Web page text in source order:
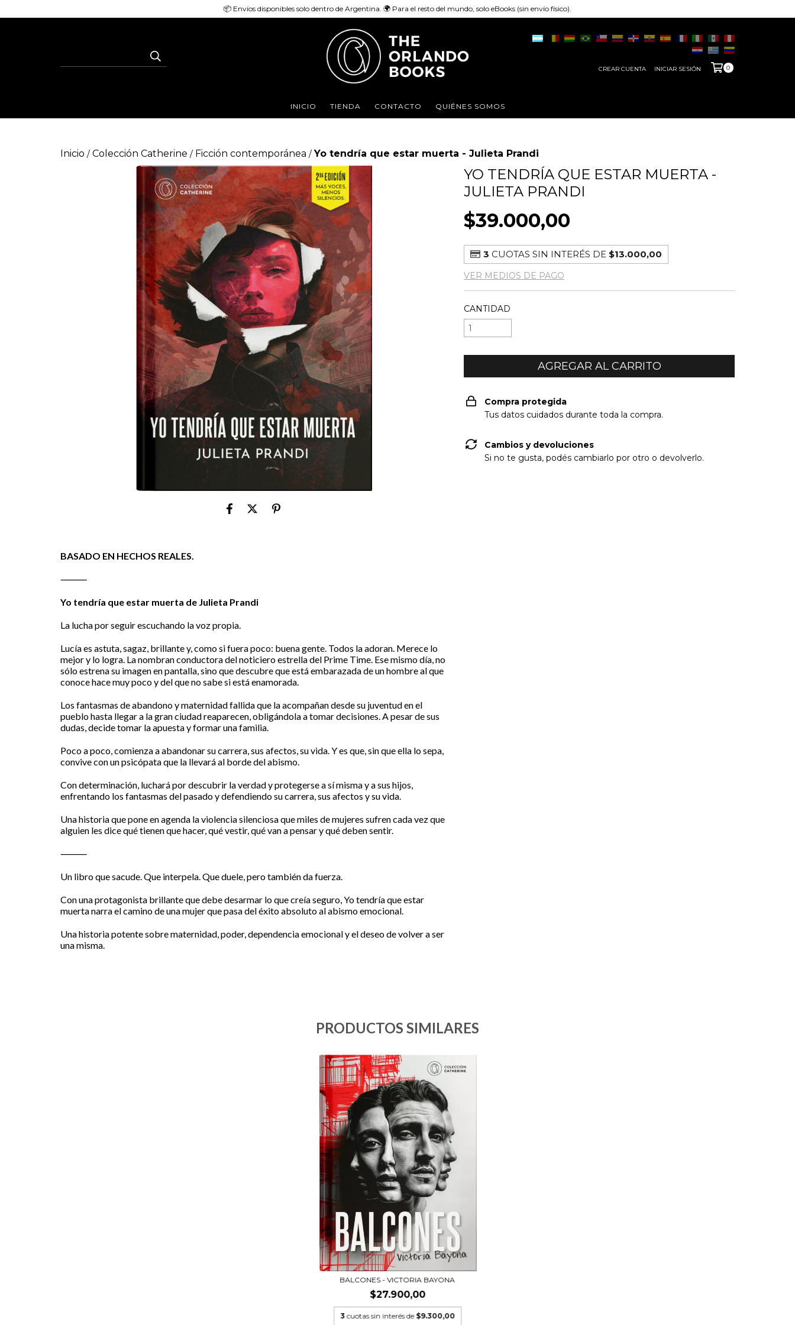
📦 Envíos disponibles solo dentro de Argentina. 🌍 Para el resto del mundo, solo eBooks (sin envío físico).
CREAR CUENTA INICIAR SESIÓN 0
INICIO TIENDA CONTACTO QUIÉNES SOMOS
Inicio / Colección Catherine / Ficción contemporánea / Yo tendría que estar muerta - Julieta Prandi
BASADO EN HECHOS REALES.
⸻
Yo tendría que estar muerta de Julieta Prandi
La lucha por seguir escuchando la voz propia.
Lucía es astuta, sagaz, brillante y, como si fuera poco: buena gente. Todos la adoran. Merece lo
mejor y lo logra. La nombran conductora del noticiero estrella del Prime Time. Ese mismo día, no
sólo estrena su imagen en pantalla, sino que descubre que está embarazada de un hombre al que
conoce hace muy poco y del que no sabe si está enamorada.
Los fantasmas de abandono y maternidad fallida que la acompañan desde su juventud en el
pueblo hasta llegar a la gran ciudad reaparecen, obligándola a tomar decisiones. A pesar de sus
dudas, decide tomar la apuesta y formar una familia.
Poco a poco, comienza a abandonar su carrera, sus afectos, su vida. Y es que, sin que ella lo sepa,
convive con un psicópata que la llevará al borde del abismo.
Con determinación, luchará por descubrir la verdad y protegerse a sí misma y a sus hijos,
enfrentando los fantasmas del pasado y defendiendo su carrera, sus afectos y su vida.
Una historia que pone en agenda la violencia silenciosa que miles de mujeres sufren cada vez que
alguien les dice qué tienen que hacer, qué vestir, qué van a pensar y qué deben sentir.
⸻
Un libro que sacude. Que interpela. Que duele, pero también da fuerza.
Con una protagonista brillante que debe desarmar lo que creía seguro, Yo tendría que estar
muerta narra el camino de una mujer que pasa del éxito absoluto al abismo emocional.
Una historia potente sobre maternidad, poder, dependencia emocional y el deseo de volver a ser
una misma.
YO TENDRÍA QUE ESTAR MUERTA -
JULIETA PRANDI
$39.000,00
3 CUOTAS SIN INTERÉS DE $13.000,00
VER MEDIOS DE PAGO
CANTIDAD
Compra protegida
Tus datos cuidados durante toda la compra.
Cambios y devoluciones
Si no te gusta, podés cambiarlo por otro o devolverlo.
PRODUCTOS SIMILARES
BALCONES - VICTORIA BAYONA
$27.900,00
3 cuotas sin interés de $9.300,00